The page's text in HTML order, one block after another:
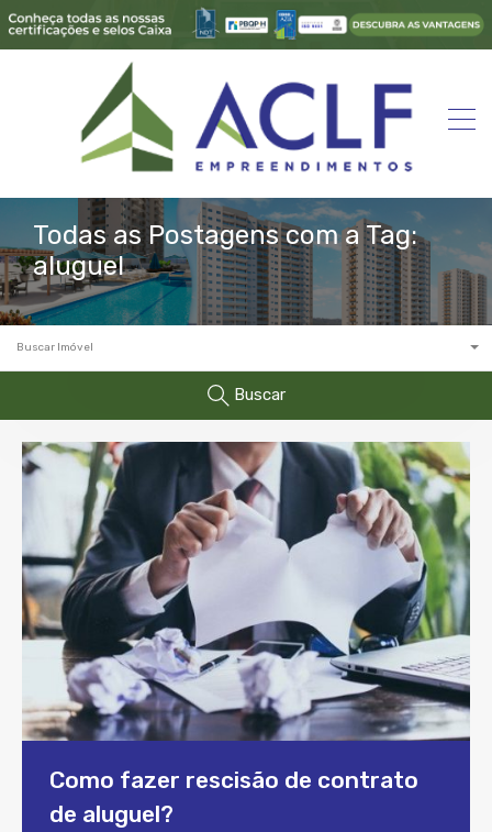
Todas as Postagens com a Tag:
aluguel
Buscar Imóvel
Buscar
Como fazer rescisão de contrato
de aluguel?